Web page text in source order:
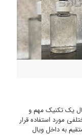
یک تکنیک مهم و
مورد استفاده قرار
به داخل ویال